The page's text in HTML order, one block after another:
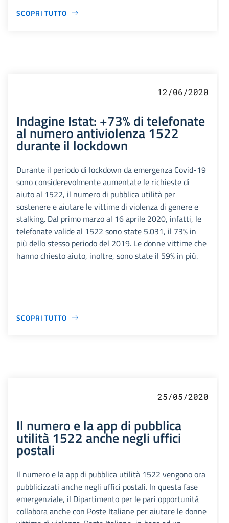
SCOPRI TUTTO
12/06/2020
Indagine Istat: +73% di telefonate
al numero antiviolenza 1522
durante il lockdown
Durante il periodo di lockdown da emergenza Covid-19
sono considerevolmente aumentate le richieste di
aiuto al 1522, il numero di pubblica utilità per
sostenere e aiutare le vittime di violenza di genere e
stalking. Dal primo marzo al 16 aprile 2020, infatti, le
telefonate valide al 1522 sono state 5.031, il 73% in
più dello stesso periodo del 2019. Le donne vittime che
hanno chiesto aiuto, inoltre, sono state il 59% in più.
SCOPRI TUTTO
25/05/2020
Il numero e la app di pubblica
utilità 1522 anche negli uffici
postali
Il numero e la app di pubblica utilità 1522 vengono ora
pubblicizzati anche negli uffici postali. In questa fase
emergenziale, il Dipartimento per le pari opportunità
collabora anche con Poste Italiane per aiutare le donne